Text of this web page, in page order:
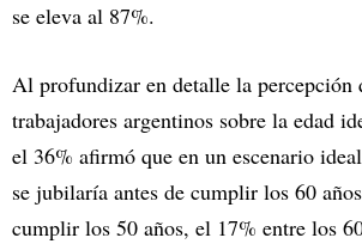
se eleva al 87%.
Al profundizar en detalle la percepción
trabajadores argentinos sobre la edad
el 36% afirmó que en un escenario
se jubilaría antes de cumplir los 60
cumplir los 50 años, el 17% entre los